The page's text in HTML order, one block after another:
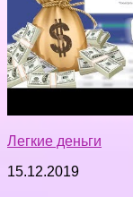
Легкие деньги
15.12.2019